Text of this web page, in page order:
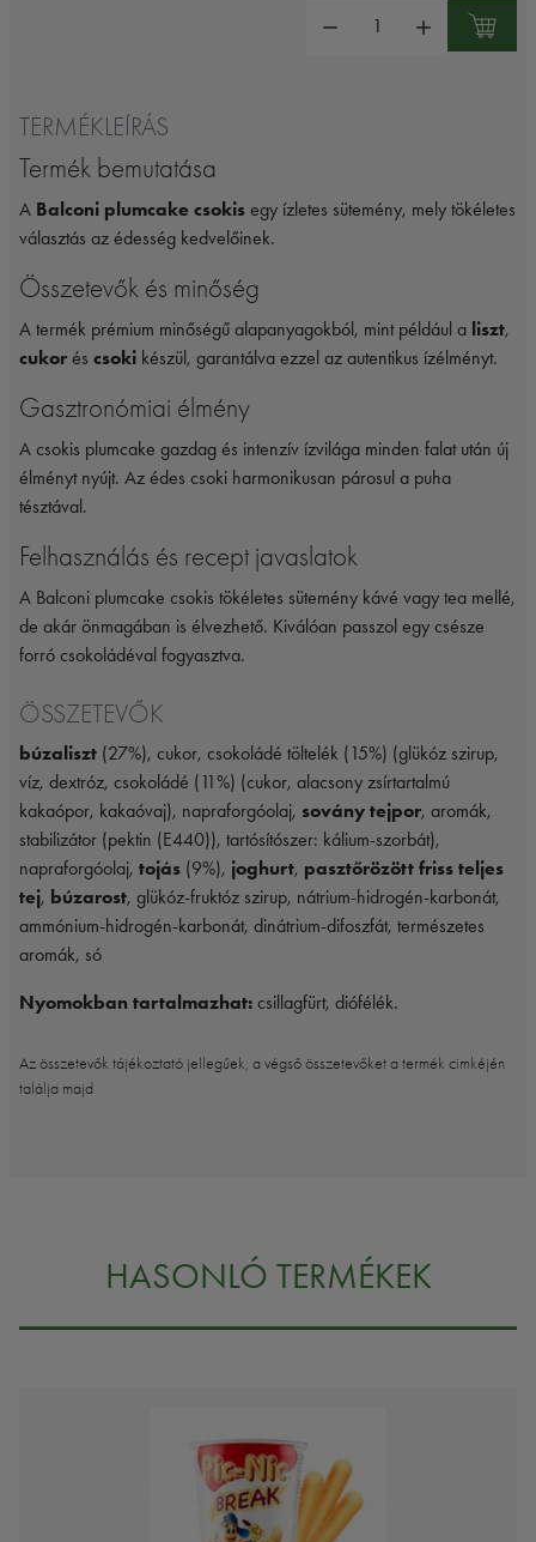
TERMÉKLEÍRÁS
Termék bemutatása
A Balconi plumcake csokis egy ízletes sütemény, mely tökéletes
választás az édesség kedvelőinek.
Összetevők és minőség
A termék prémium minőségű alapanyagokból, mint például a liszt,
cukor és csoki készül, garantálva ezzel az autentikus ízélményt.
Gasztronómiai élmény
A csokis plumcake gazdag és intenzív ízvilága minden falat után új
élményt nyújt. Az édes csoki harmonikusan párosul a puha
tésztával.
Felhasználás és recept javaslatok
A Balconi plumcake csokis tökéletes sütemény kávé vagy tea mellé,
de akár önmagában is élvezhető. Kiválóan passzol egy csésze
forró csokoládéval fogyasztva.
ÖSSZETEVŐK
búzaliszt (27%), cukor, csokoládé töltelék (15%) (glükóz szirup,
víz, dextróz, csokoládé (11%) (cukor, alacsony zsírtartalmú
kakaópor, kakaóvaj), napraforgóolaj, sovány tejpor, aromák,
stabilizátor (pektin (E440)), tartósítószer: kálium-szorbát),
napraforgóolaj, tojás (9%), joghurt, pasztőrözött friss teljes
tej, búzarost, glükóz-fruktóz szirup, nátrium-hidrogén-karbonát,
ammónium-hidrogén-karbonát, dinátrium-difoszfát, természetes
aromák, só
Nyomokban tartalmazhat: csillagfürt, diófélék.
Az összetevők tájékoztató jellegűek, a végső összetevőket a termék cimkéjén
találja majd
HASONLÓ TERMÉKEK